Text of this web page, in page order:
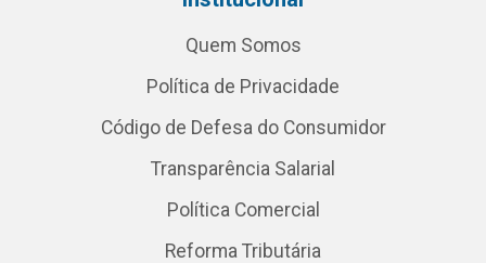
Quem Somos
Política de Privacidade
Código de Defesa do Consumidor
Transparência Salarial
Política Comercial
Reforma Tributária